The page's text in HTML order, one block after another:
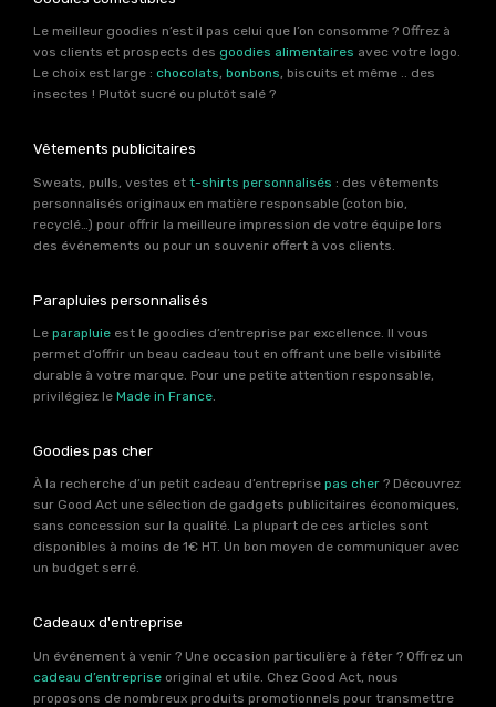
Le meilleur goodies n’est il pas celui que l’on consomme ? Offrez à
vos clients et prospects des goodies alimentaires avec votre logo.
Le choix est large : chocolats, bonbons, biscuits et même .. des
insectes ! Plutôt sucré ou plutôt salé ?
Vêtements publicitaires
Sweats, pulls, vestes et t-shirts personnalisés : des vêtements
personnalisés originaux en matière responsable (coton bio,
recyclé…) pour offrir la meilleure impression de votre équipe lors
des événements ou pour un souvenir offert à vos clients.
Parapluies personnalisés
Le parapluie est le goodies d’entreprise par excellence. Il vous
permet d’offrir un beau cadeau tout en offrant une belle visibilité
durable à votre marque. Pour une petite attention responsable,
privilégiez le Made in France.
Goodies pas cher
À la recherche d’un petit cadeau d’entreprise pas cher ? Découvrez
sur Good Act une sélection de gadgets publicitaires économiques,
sans concession sur la qualité. La plupart de ces articles sont
disponibles à moins de 1€ HT. Un bon moyen de communiquer avec
un budget serré.
Cadeaux d'entreprise
Un événement à venir ? Une occasion particulière à fêter ? Offrez un
cadeau d’entreprise original et utile. Chez Good Act, nous
proposons de nombreux produits promotionnels pour transmettre